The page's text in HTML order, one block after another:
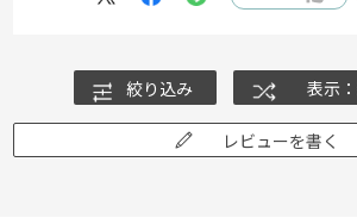
絞り込み 表示
レビューを書く